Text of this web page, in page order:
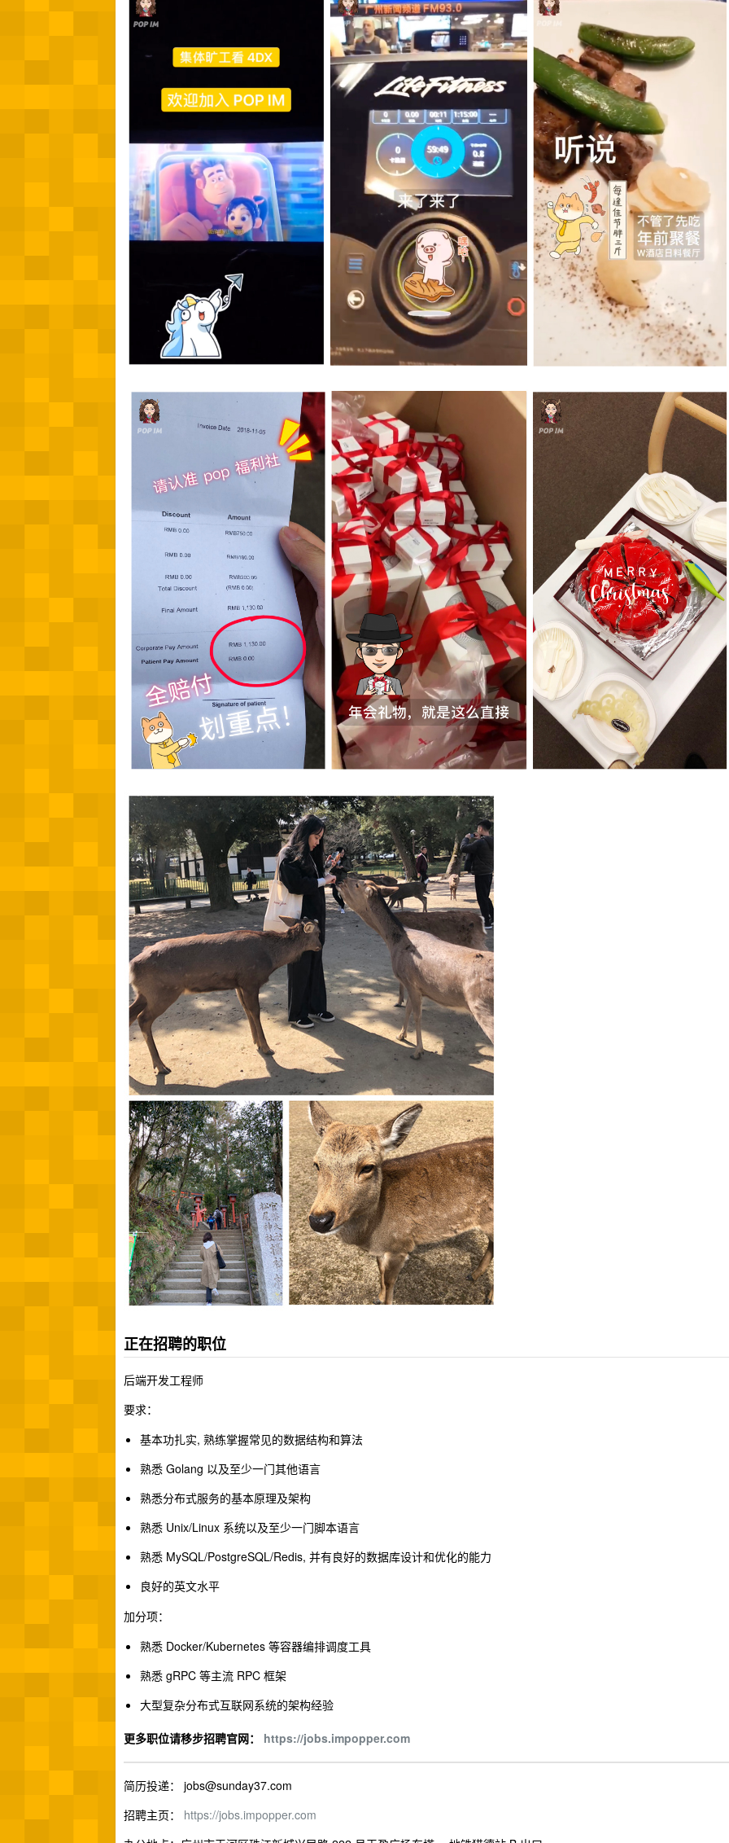
正在招聘的职位
后端开发工程师
要求：
基本功扎实, 熟练掌握常见的数据结构和算法
熟悉 Golang 以及至少一门其他语言
熟悉分布式服务的基本原理及架构
熟悉 Unix/Linux 系统以及至少一门脚本语言
熟悉 MySQL/PostgreSQL/Redis, 并有良好的数据库设计和优化的能力
良好的英文水平
加分项：
熟悉 Docker/Kubernetes 等容器编排调度工具
熟悉 gRPC 等主流 RPC 框架
大型复杂分布式互联网系统的架构经验
更多职位请移步招聘官网： https://jobs.impopper.com
简历投递： jobs@sunday37.com
招聘主页： https://jobs.impopper.com